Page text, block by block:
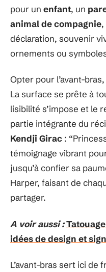
pour un enfant, un
animal de compagnie
déclaration, souvenir
ornements ou
Opter pour l’avant-
La surface se prête à
lisibilité s’impose et le
partie intégrante du
Kendji Girac :
témoignage vibrant
jusqu’à confier sa
Harper, faisant de
partager.
A voir aussi :
idées de design et
L’avant-bras sert ici de